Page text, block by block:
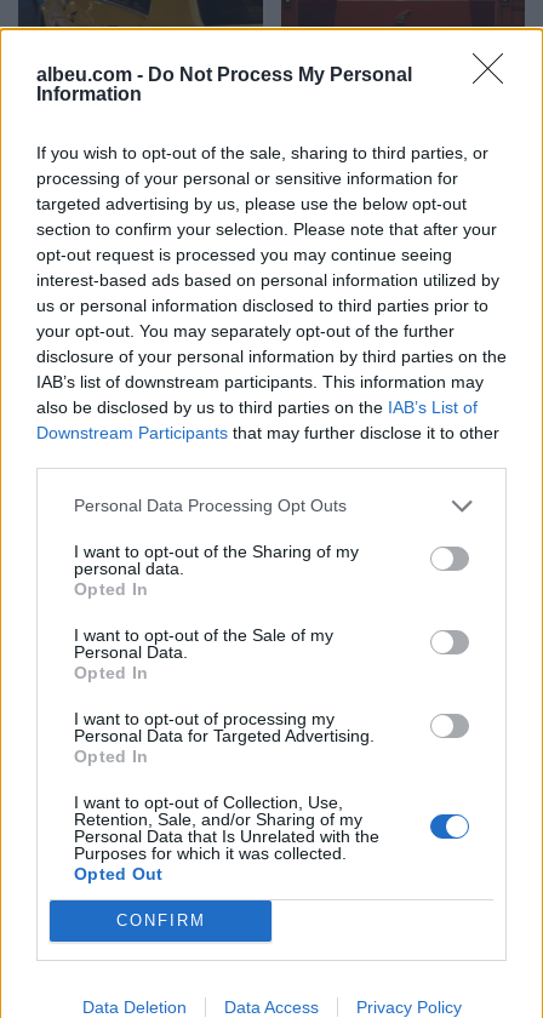
albeu.com - Do Not Process My Personal
Information
If you wish to opt-out of the sale, sharing to third parties, or
processing of your personal or sensitive information for
targeted advertising by us, please use the below opt-out
section to confirm your selection. Please note that after your
opt-out request is processed you may continue seeing
interest-based ads based on personal information utilized by
us or personal information disclosed to third parties prior to
your opt-out. You may separately opt-out of the further
disclosure of your personal information by third parties on the
IAB’s list of downstream participants. This information may
also be disclosed by us to third parties on the IAB’s List of
Downstream Participants that may further disclose it to other
Personal Data Processing Opt Outs
I want to opt-out of the Sharing of my
personal data.
Opted In
I want to opt-out of the Sale of my
Personal Data.
Opted In
I want to opt-out of processing my
Personal Data for Targeted Advertising.
Opted In
I want to opt-out of Collection, Use,
Retention, Sale, and/or Sharing of my
Personal Data that Is Unrelated with the
Purposes for which it was collected.
Opted Out
CONFIRM
Data Deletion Data Access Privacy Policy
autorët i vjedhin para dhe
sende personale
projektin në Sarandë:
shndërrohet në parking
publik
Aksident në aksin Fier-
Lushnje/ Makina del nga
rruga dhe përfundon në
nënkalim, plagoset
drejtuesi
Këmbimi valutor/ Me sa
blihen e shiten dollari dhe
euro, çfarë ndodh me
monedhat e tjera
Parashikimi i yjeve, 6
Gusht 2026/ Zbuloni
shenjat më me fat për
ditën e sotme
nga Senati si ambasador i
SHBA-së në Shqipëri,
Trump
Futbolli librazhdas në zi,
ndahet nga jeta Besnik
Çota, ish-kapiten dhe ish-
trajner i Sopotit
shpejtësi në Pocest të
rrezik
të fundit